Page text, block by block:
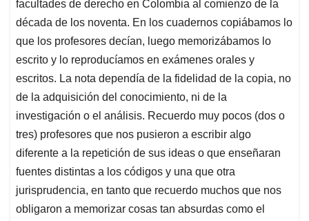
A
p
p
o
o
k
d
I
n
d
s
facultades de derecho en Colombia al comienzo de la
década de los noventa. En los cuadernos copiábamos lo
que los profesores decían, luego memorizábamos lo
escrito y lo reproducíamos en exámenes orales y
escritos. La nota dependía de la fidelidad de la copia, no
de la adquisición del conocimiento, ni de la
investigación o el análisis. Recuerdo muy pocos (dos o
tres) profesores que nos pusieron a escribir algo
diferente a la repetición de sus ideas o que enseñaran
fuentes distintas a los códigos y una que otra
jurisprudencia, en tanto que recuerdo muchos que nos
obligaron a memorizar cosas tan absurdas como el